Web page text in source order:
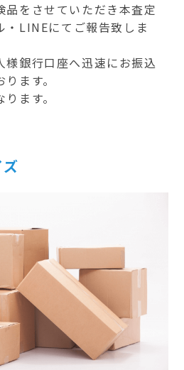
品をさせていただき本査定
・LINEにてご報告致しま
様銀行口座へ迅速にお振込
ます。
ます。